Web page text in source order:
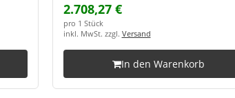
2.708,27 €
pro 1 Stück
inkl. MwSt. zzgl. Versand
In den Warenkorb